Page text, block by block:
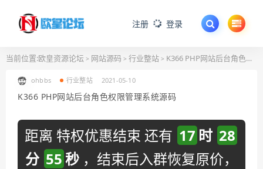
注册 登录
当前位置:欧皇资源论坛 > 网站源码 > 行业整站 > K366 PHP网站后台角色权限管理系统源码
ohbbs 行业整站 2021-05-10
K366 PHP网站后台角色权限管理系统源码
距离 特权优惠结束 还有 17 时 28
分 55秒 ，结束后入群恢复原价，